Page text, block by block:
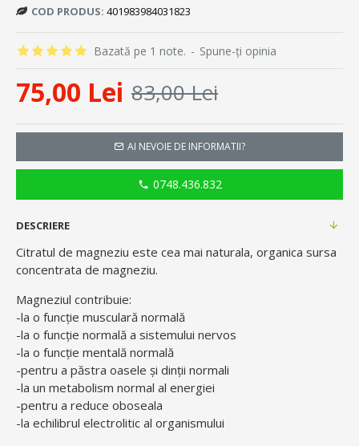
COD PRODUS: 401983984031823
Bazată pe 1 note. - Spune-ţi opinia
75,00 Lei 83,00 Lei
AI NEVOIE DE INFORMATII?
0748.436.832
DESCRIERE
Citratul de magneziu este cea mai naturala, organica sursa
concentrata de magneziu.
Magneziul contribuie:
-la o funcție musculară normală
-la o funcție normală a sistemului nervos
-la o funcție mentală normală
-pentru a păstra oasele și dinții normali
-la un metabolism normal al energiei
-pentru a reduce oboseala
-la echilibrul electrolitic al organismului